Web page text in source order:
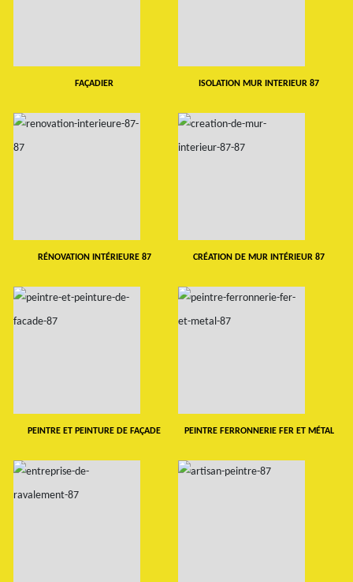
FAÇADIER ISOLATION MUR INTERIEUR 87
RÉNOVATION INTÉRIEURE 87 CRÉATION DE MUR INTÉRIEUR 87
PEINTRE ET PEINTURE DE FAÇADE PEINTRE FERRONNERIE FER ET MÉTAL